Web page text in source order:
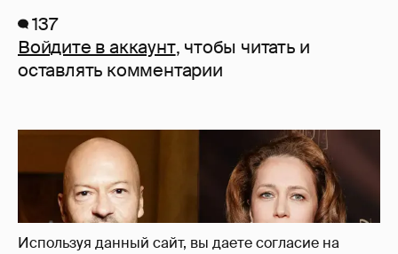
Используя данный сайт, вы даете согласие на
137
Войдите в аккаунт, чтобы читать и
оставлять комментарии